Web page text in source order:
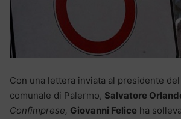
Con una lettera inviata al presidente
comunale di Palermo, Salvatore
Confimprese, Giovanni Felice ha